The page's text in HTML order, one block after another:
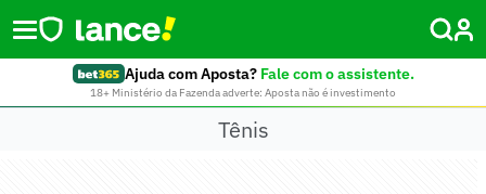
Ajuda com Aposta? Fale com o assistente.
18+ Ministério da Fazenda adverte: Aposta não é investimento
Tênis